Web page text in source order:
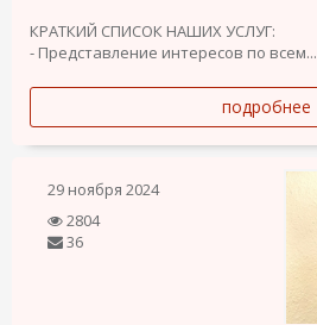
КРАТКИЙ СПИСОК НАШИХ УСЛУГ:
- Представление интересов по всем...
подробнее
29 ноября 2024
2804
36